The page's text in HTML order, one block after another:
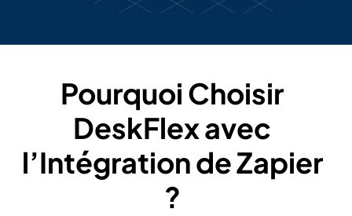
Pourquoi Choisir
DeskFlex avec
l’Intégration de Zapier
?